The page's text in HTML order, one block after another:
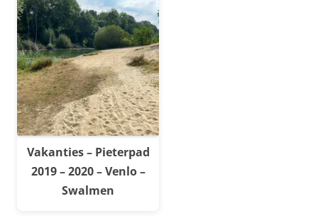
Vakanties – Pieterpad
2019 – 2020 – Venlo –
Swalmen